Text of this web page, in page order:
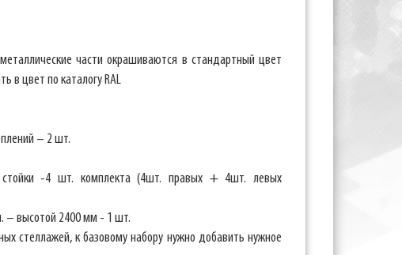
части окрашиваются в стандартный цвет
в цвет по каталогу RAL
– 2 шт.
стойки -4 шт. комплекта (4шт. правых + 4шт. левых
– высотой 2400 мм - 1 шт.
стеллажей, к базовому набору нужно добавить нужное